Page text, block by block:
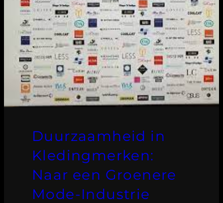
Duurzaamheid in
Kledingmerken:
Naar een Groenere
Mode-Industrie